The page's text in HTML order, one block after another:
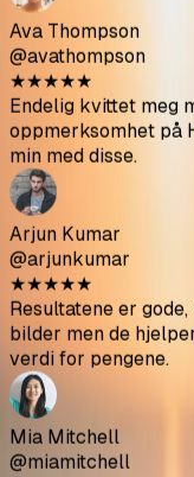
Topp30
10gratis
Standard
Levert på
Betal med kort eller wallet
eller
Betal med PayPal
Spørsmål? Kontakt
Hva
★★★★★
Fikk noen virkelig
en fotograf. Pass på
beste resultat.